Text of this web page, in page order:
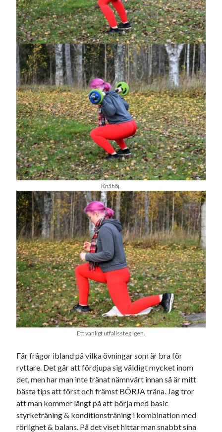
juli 2026
juni 2026
maj 2026
april 2026
mars 2026
februari 2026
januari 2026
december 2025
november 2025
oktober 2025
september 2025
augusti 2025
juli 2025
juni 2025
maj 2025
mars 2025
februari 2025
januari 2025
december 2024
november 2024
oktober 2024
september 2024
augusti 2024
juli 2024
juni 2024
maj 2024
februari 2024
januari 2024
december 2023
november 2023
oktober 2023
september 2023
augusti 2023
Knäböj.
Ett vanligt utfallssteg igen.
Får frågor ibland på vilka övningar som är bra för
ryttare. Det går att fördjupa sig väldigt mycket inom
det, men har man inte tränat nämnvärt innan så är mitt
bästa tips att först och främst BÖRJA träna. Jag tror
att man kommer långt på att börja med basic
styrketräning & konditionsträning i kombination med
rörlighet & balans. På det viset hittar man snabbt sina